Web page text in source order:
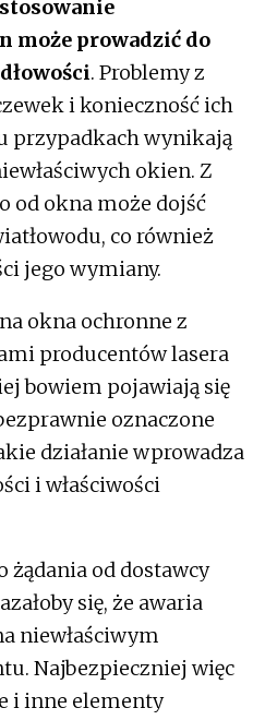
stosowanie
może prowadzić do
. Problemy z
i konieczność ich
przypadkach wynikają
okien. Z
od okna może dojść
co również
jego wymiany.
okna ochronne z
producentów lasera
bowiem pojawiają się
oznaczone
działanie wprowadza
i właściwości
żądania od dostawcy
się, że awaria
niewłaściwym
Najbezpieczniej więc
i inne elementy